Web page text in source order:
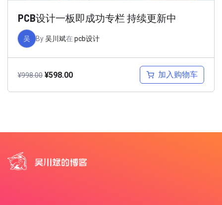
PCB设计一板即成功专栏 持续更新中
吴 By吴川斌在 pcb设计
¥998.00 ¥598.00 加入购物车